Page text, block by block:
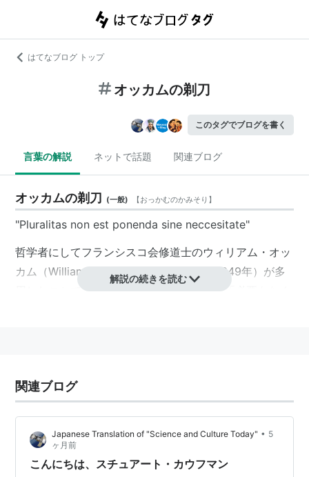
はてなブログ トップ
オッカムの剃刀
このタグでブログを書く
言葉の解説 ネットで話題 関連ブログ
オッカムの剃刀 (一般) 【おっかむのかみそり 】
"Pluralitas non est ponenda sine neccesitate"
哲学者にしてフランシスコ会修道士のウィリアム・オッ
カム （William of Ockham、1285年頃〜1349年）が多
用したことで知られる*1原則。直訳すると「必要もなく
に理論に余計な要素をくっ付けるのっておかしいよ（＝
「そんなものはオッカムの剃刀で削ぎ落としてしま
彼独自の創意というわけではない
解説の続きを読む
関連ブログ
Japanese Translation of "Science and Culture Today" • 5
ヶ月前
こんにちは、スチュアート・カウフマン